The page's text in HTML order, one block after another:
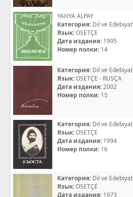
YAHYA ALPAY
Категория: Dil ve Edebiyat
Язык:OSETÇE
Дата издания: 1995
Номер полки: 14
Категория: Dil ve Edebiyat
Язык:OSETÇE - RUSÇA
Дата издания:2002
Номер полки: 15
Категория: Dil ve Edebiyat
Язык:OSETÇE
Дата издания: 1994
Номер полки: 16
Категория: Dil ve Edebiyat
Язык:OSETÇE
Дата издания: 1973